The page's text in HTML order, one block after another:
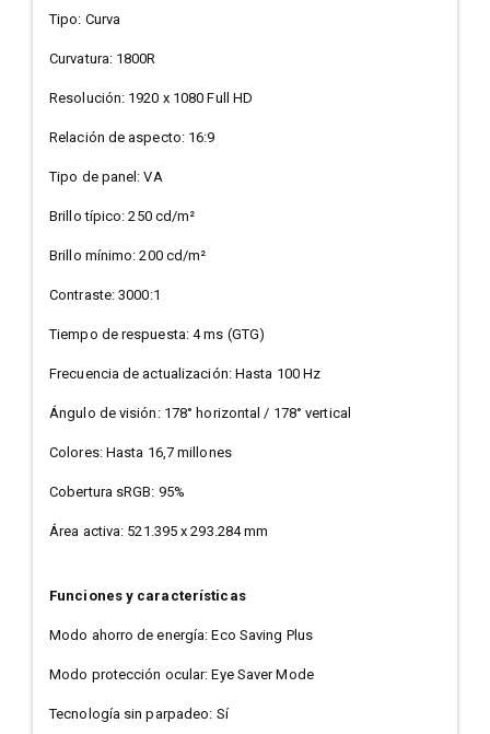
Tipo: Curva
Curvatura: 1800R
Resolución: 1920 x 1080 Full HD
Relación de aspecto: 16:9
Tipo de panel: VA
Brillo típico: 250 cd/m²
Brillo mínimo: 200 cd/m²
Contraste: 3000:1
Tiempo de respuesta: 4 ms (GTG)
Frecuencia de actualización: Hasta 100 Hz
Ángulo de visión: 178° horizontal / 178° vertical
Colores: Hasta 16,7 millones
Cobertura sRGB: 95%
Área activa: 521.395 x 293.284 mm
Funciones y características
Modo ahorro de energía: Eco Saving Plus
Modo protección ocular: Eye Saver Mode
Tecnología sin parpadeo: Sí